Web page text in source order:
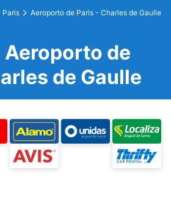
Paris
Aeroporto de Paris - Charles de Gaulle
de
de Gaulle